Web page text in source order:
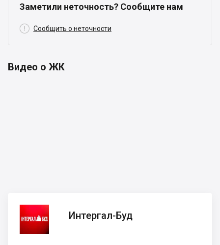
Заметили неточность? Сообщите нам
 Сообщить о неточности
Видео о ЖК
Интергал-
Буд
Интергал-Буд